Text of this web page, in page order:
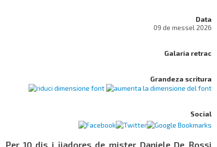
Data
09 de messel 2026
Galaria retrac
Grandeza scritura
Social
Per 10 dis i jiadores de mister Daniele De Rossi